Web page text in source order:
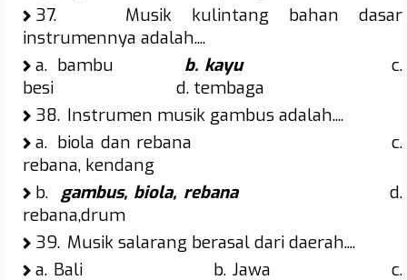
37.
Musik kulintang bahan dasar
instrumennya adalah....
a. bambu b. kayu
c.
besi d. tembaga
38. Instrumen musik gambus adalah....
a. biola dan rebana c.
rebana, kendang
b. gambus, biola, rebanad.
rebana,drum
39. Musik salarang berasal dari daerah....
a. Bali b. Jawa c.